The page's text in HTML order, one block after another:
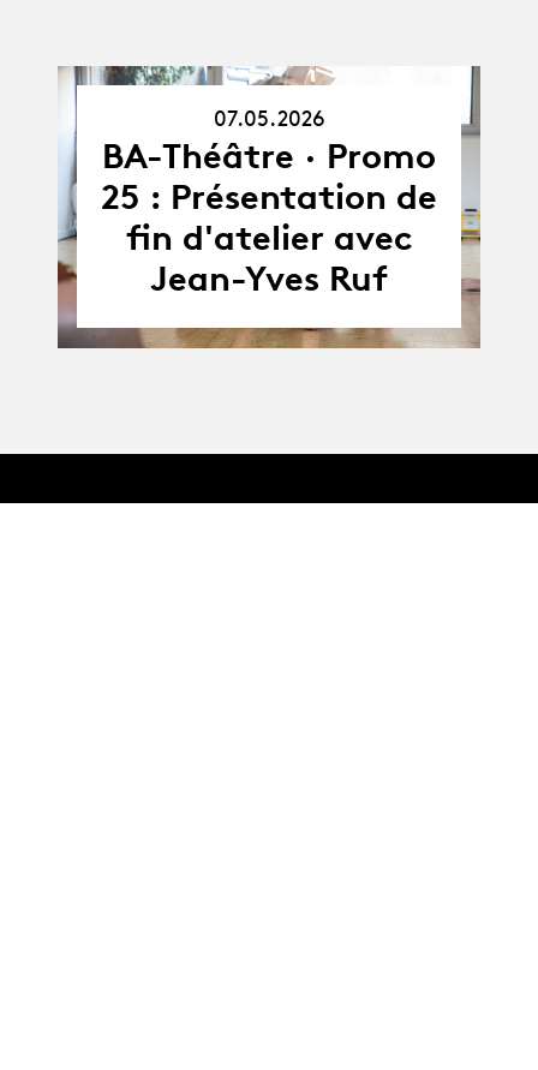
07.05.26
07.05.2026
BA-Théâtre · Promo
25 : Présentation de
fin d'atelier avec
Jean-Yves Ruf